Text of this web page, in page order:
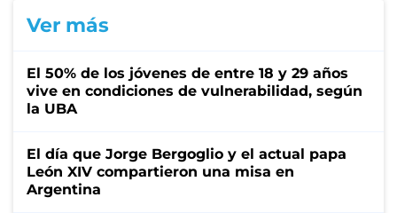
Ver más
El 50% de los jóvenes de entre 18 y 29 años
vive en condiciones de vulnerabilidad, según
la UBA
El día que Jorge Bergoglio y el actual papa
León XIV compartieron una misa en
Argentina